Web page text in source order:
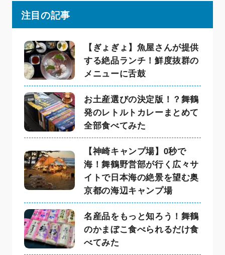
注目の記事
【ぎょぎょ】魚屋さんが提供
する絶品ランチ！鮮度抜群の
メニューに舌鼓
お土産選びの決定版！？舞鶴
発のレトルトカレーまとめて
全部食べてみた
【神崎キャンプ場】0秒で
海！舞鶴野営部が行く広々サ
イトで日本海の絶景を望む奥
京都の海辺キャンプ場
名産品をもっと知ろう！舞鶴
のかまぼこ食べられるだけ食
べてみた